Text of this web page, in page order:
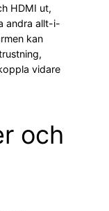
HDMI ut,
andra allt-i-
kan
vidare
och